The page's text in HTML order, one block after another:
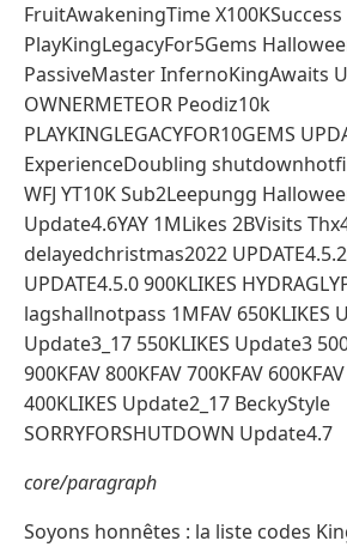
FruitAwakeningTime X100KSuccess
PlayKingLegacyFor5Gems
PassiveMaster InfernoKingAwaits
OWNERMETEOR Peodiz10k
PLAYKINGLEGACYFOR10GEMS
ExperienceDoubling
WFJ YT10K Sub2Leepungg
Update4.6YAY 1MLikes 2BVisits
delayedchristmas2022
UPDATE4.5.0 900KLIKES
lagshallnotpass 1MFAV 650KLIKES
Update3_17 550KLIKES Update3
900KFAV 800KFAV 700KFAV
400KLIKES Update2_17 BeckyStyle
SORRYFORSHUTDOWN Update4.7
core/paragraph
Soyons honnêtes : la liste codes